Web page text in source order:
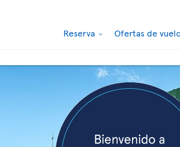
Reserva Ofertas de